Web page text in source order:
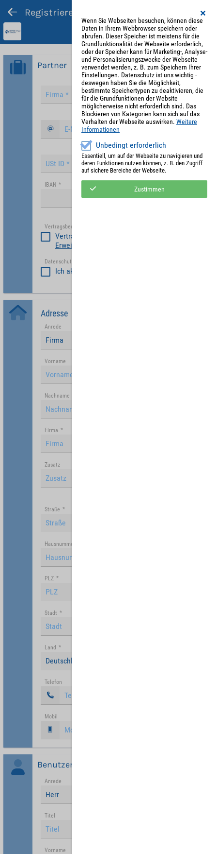
Registrieren und Angebot abgeben
Partner
IBAN *
Vertragsbedinungen akzeptieren
Vertragsbedinungen akzeptieren
Erweiterte Vertragsbedingungen Partner
Datenschutzerklärung akzeptiert
Ich akzeptiere die
Adresse
Anrede
Firma
Vorname
Nachname
Firma *
Zusatz
Straße *
Hausnummer
PLZ *
Stadt *
Land *
Deutschland
Telefon
Mobil
Benutzer
Anrede
Herr
Titel
Vorname
Wenn Sie Webseiten besuchen, können diese
Daten in Ihrem Webbrowser speichern oder
abrufen. Dieser Speicher ist meistens für die
Grundfunktionalität der Webseite erforderlich,
oder der Speicher kann für Marketing-, Analyse-
und Personalisierungszwecke der Webseite
verwendet werden, z. B. zum Speichern Ihrer
Einstellungen. Datenschutz ist uns wichtig -
deswegen haben Sie die Möglichkeit,
bestimmte Speichertypen zu deaktivieren, die
für die Grundfunktionen der Website
möglicherweise nicht erforderlich sind. Das
Blockieren von Kategorien kann sich auf das
Verhalten der Webseite auswirken. Weitere
Informationen
Unbedingt erforderlich
Essentiell, um auf der Webseite zu navigieren und
deren Funktionen nutzen können, z. B. den Zugriff
auf sichere Bereiche der Webseite.
Zustimmen